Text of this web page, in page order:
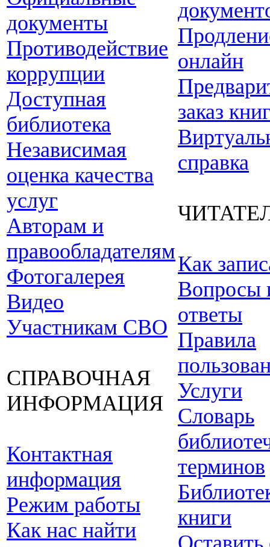
документы
Противодействие
коррупции
Доступная
библиотека
Независимая
оценка качества
услуг
Авторам и
правообладателям
Фотогалерея
Видео
Участникам СВО
СПРАВОЧНАЯ
ИНФОРМАЦИЯ
Контактная
информация
Режим работы
Как нас найти
онлайн
заказ
справка
Как
Вопросы
ответы
Правила
Услуги
Словарь
терминов
книги